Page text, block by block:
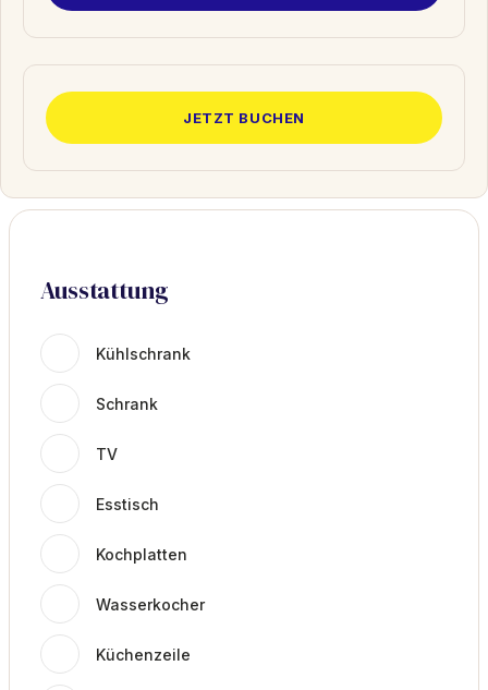
JETZT BUCHEN
Ausstattung
Kühlschrank
Schrank
TV
Esstisch
Kochplatten
Wasserkocher
Küchenzeile